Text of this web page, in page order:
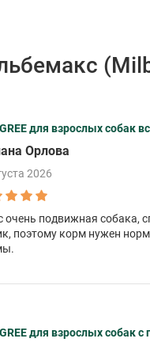
для взрослых собак
Орлова
2026
очень подвижная собака,
поэтому корм нужен
для взрослых собак